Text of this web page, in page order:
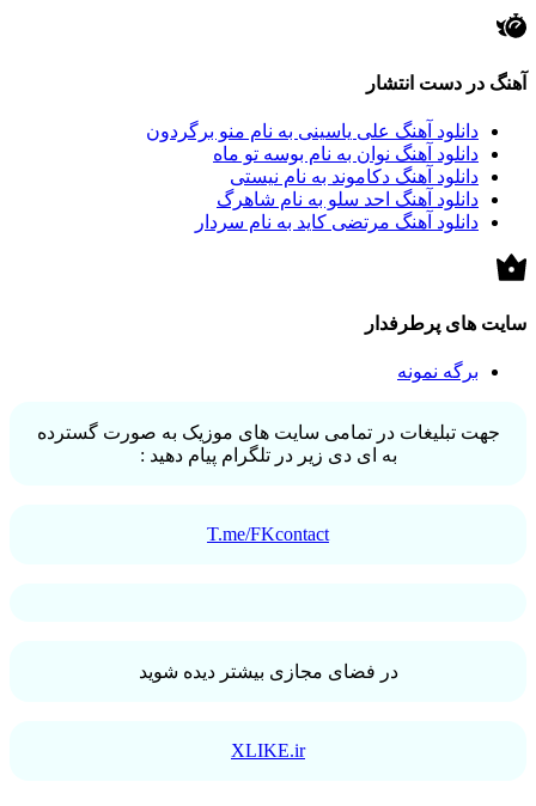
آهنگ در دست انتشار
دانلود آهنگ علی یاسینی به نام منو برگردون
دانلود آهنگ نوان به نام بوسه تو ماه
دانلود آهنگ دکاموند به نام نیستی
دانلود آهنگ احد سلو به نام شاهرگ
دانلود آهنگ مرتضی کاید به نام سردار
سایت های پرطرفدار
برگه نمونه
جهت تبلیغات در تمامی سایت های موزیک به صورت گسترده
به ای دی زیر در تلگرام پیام دهید :
T.me/FKcontact
در فضای مجازی بیشتر دیده شوید
XLIKE.ir